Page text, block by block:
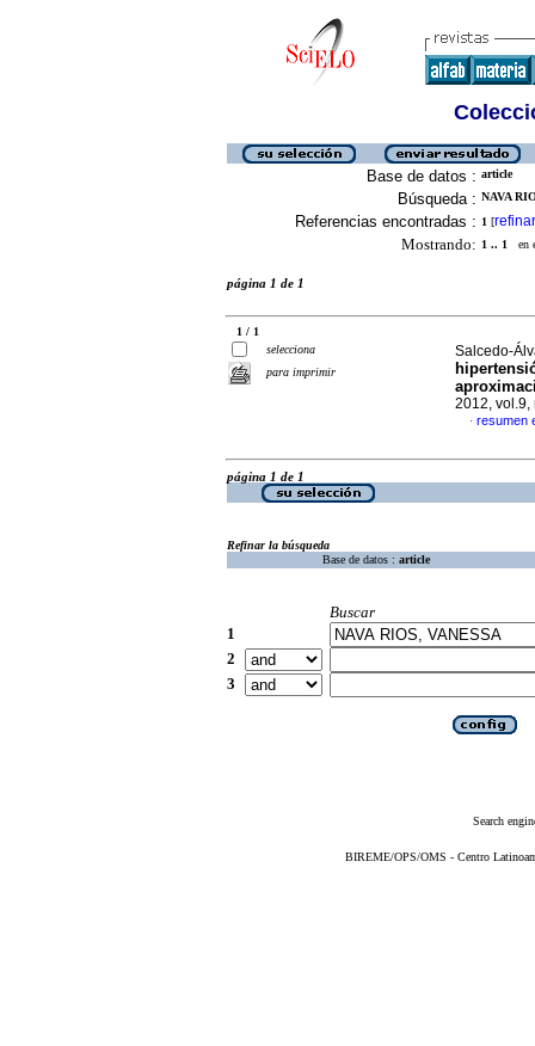
Base de datos : article
Búsqueda : NAVA
Referencias encontradas : 1 [refinar
Mostrando: 1 .. 1 en
página 1 de 1
1 / 1
selecciona
para imprimir
Salcedo-
2012, vol.9,
· resumen
página 1 de 1
Refinar la búsqueda
Base de datos : article
Buscar
1
2
3
Search
BIREME/OPS/OMS - Centro